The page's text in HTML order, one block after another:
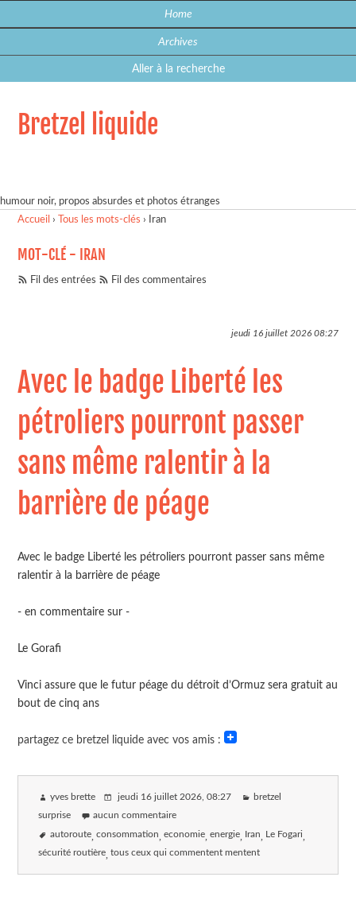
Home
Archives
Aller à la recherche
Bretzel liquide
humour noir, propos absurdes et photos étranges
Accueil › Tous les mots-clés › Iran
MOT-CLÉ - IRAN
Fil des entrées Fil des commentaires
jeudi 16 juillet 202608:27
Avec le badge Liberté les
pétroliers pourront passer
sans même ralentir à la
barrière de péage
Avec le badge Liberté les pétroliers pourront passer sans même
ralentir à la barrière de péage
- en commentaire sur -
Le Gorafi
Vinci assure que le futur péage du détroit d’Ormuz sera gratuit au
bout de cinq ans⁠
partagez ce bretzel liquide avec vos amis :
yves brette jeudi 16 juillet 2026 , 08:27 bretzel
surprise aucun commentaire
autoroute consommation economie energie Iran Le Fogari
sécurité routière tous ceux qui commentent mentent